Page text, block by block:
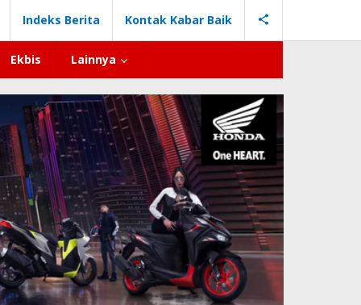
Indeks Berita Kontak Kabar Baik
Ekbis Lainnya